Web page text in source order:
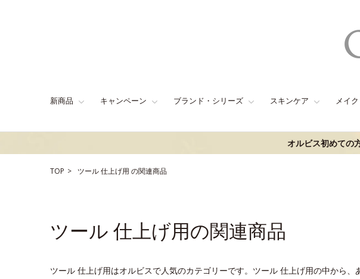
新商品 キャンペーン ブランド・シリーズ スキンケア メイク
オルビス初めての
TOP ツール仕上げ用 の関連商品
ツール 仕上げ用の関連商品
ツール 仕上げ用はオルビスで人気のカテゴリーです。ツール 仕上げ用の中から、